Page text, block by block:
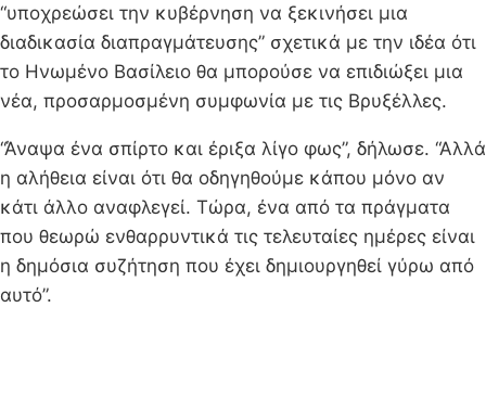
“υποχρεώσει την κυβέρνηση να ξεκινήσει μια
διαδικασία διαπραγμάτευσης” σχετικά με την ιδέα ότι
το Ηνωμένο Βασίλειο θα μπορούσε να επιδιώξει μια
νέα, προσαρμοσμένη συμφωνία με τις Βρυξέλλες.
“Άναψα ένα σπίρτο και έριξα λίγο φως”, δήλωσε. “Αλλά
η αλήθεια είναι ότι θα οδηγηθούμε κάπου μόνο αν
κάτι άλλο αναφλεγεί. Τώρα, ένα από τα πράγματα
που θεωρώ ενθαρρυντικά τις τελευταίες ημέρες είναι
η δημόσια συζήτηση που έχει δημιουργηθεί γύρω από
αυτό”.